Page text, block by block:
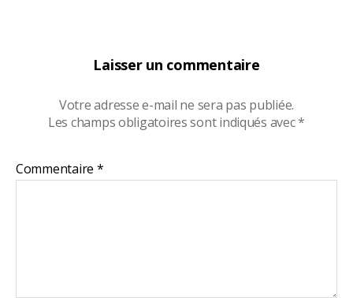
Laisser un commentaire
Votre adresse e-mail ne sera pas publiée.
Les champs obligatoires sont indiqués avec*
Commentaire *